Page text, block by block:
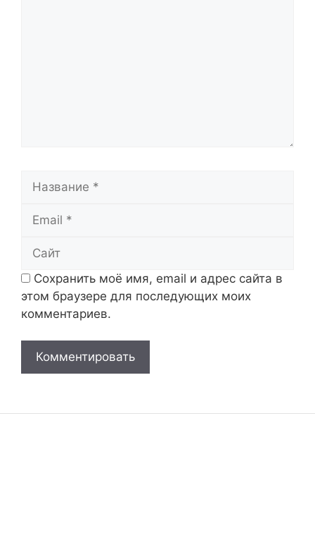
Сохранить моё имя, email и адрес сайта в
этом браузере для последующих моих
комментариев.